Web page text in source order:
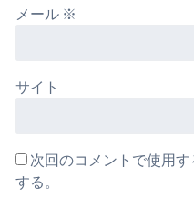
メール ※
サイト
次回のコメントで使用
する。